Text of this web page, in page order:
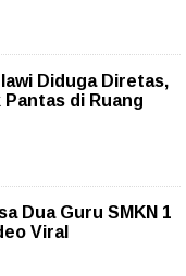
Diduga Diretas,
di Ruang
Dua Guru SMKN 1
Viral